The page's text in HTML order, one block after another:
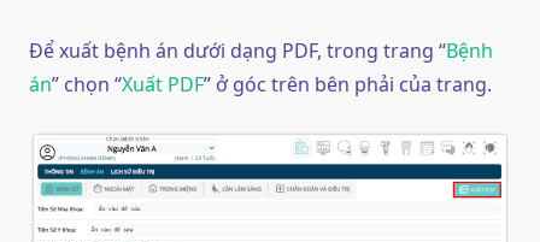
Để xuất bệnh án dưới dạng PDF, trong trang “Bệnh
án” chọn “Xuất PDF” ở góc trên bên phải của trang.